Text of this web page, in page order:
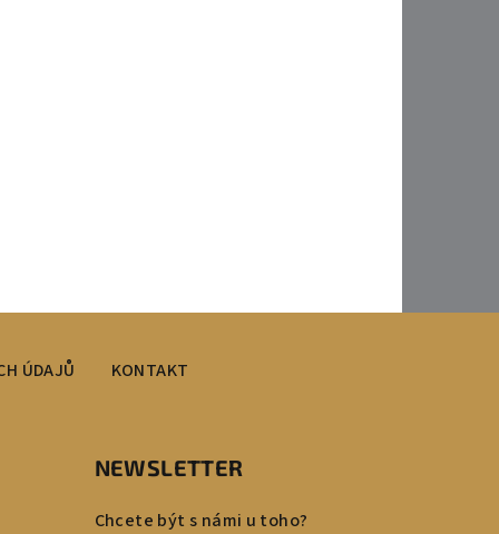
ÚDAJŮ KONTAKT
NEWSLETTER
Chcete být s námi u toho?